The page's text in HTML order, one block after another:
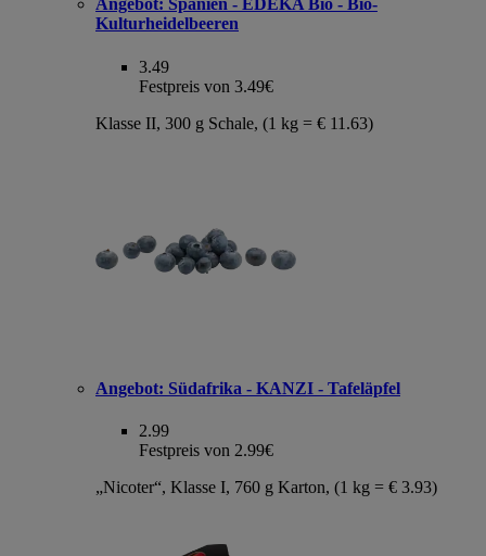
Angebot: Spanien - EDEKA Bio - Bio-
Kulturheidelbeeren
3.49
Festpreis von 3.49€
Klasse II, 300 g Schale, (1 kg = € 11.63)
Angebot: Südafrika - KANZI - Tafeläpfel
2.99
Festpreis von 2.99€
„Nicoter“, Klasse I, 760 g Karton, (1 kg = € 3.93)